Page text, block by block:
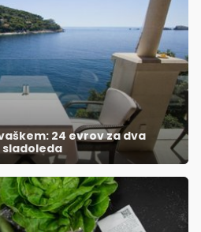
24 evrov za dva